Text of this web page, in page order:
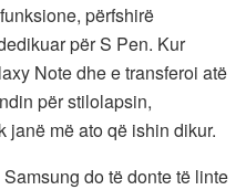
përfshirë
për S Pen. Kur
Note dhe e transferoi atë
për stilolapsin,
janë më ato që ishin dikur.
do të donte të linte